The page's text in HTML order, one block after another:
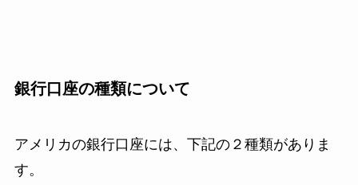
銀行口座の種類について
アメリカの銀行口座には、下記の２種類がありま
す。